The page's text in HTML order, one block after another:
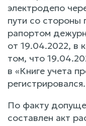
электродепо
пути со стороны
рапортом
от 19.04.2022, в
том, что
в «Книге учета
регистрировался.
По факту
составлен акт